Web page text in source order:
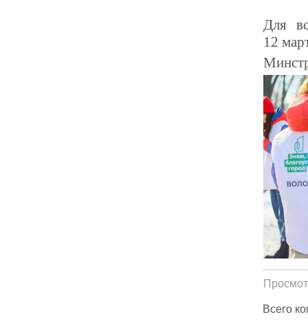
Для
12
Всего